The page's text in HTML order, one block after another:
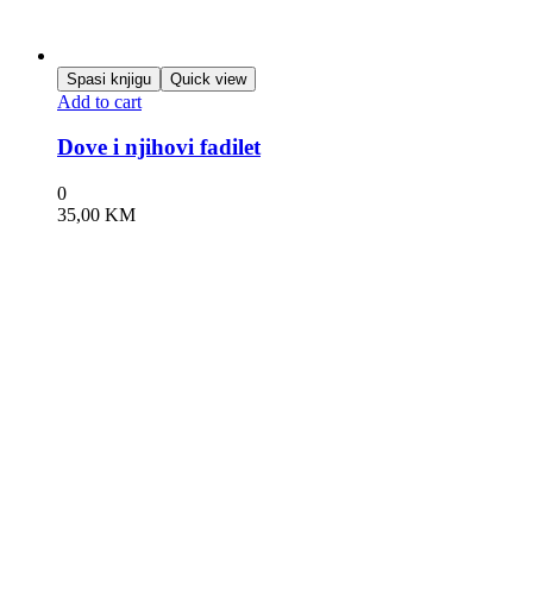
Spasi knjigu Quick view
Add to cart
Dove i njihovi fadilet
0
35,00 KM